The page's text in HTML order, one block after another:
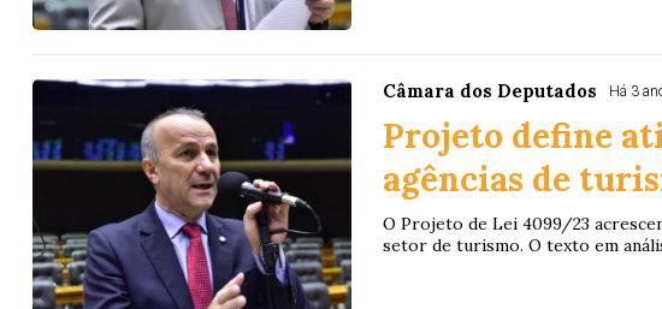
Câmara dos Deputados Há 3
Projeto define
agências de
O Projeto de Lei 4099/23
setor de turismo. O texto em